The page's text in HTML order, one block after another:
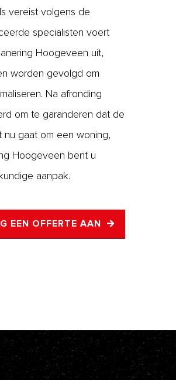
vereist volgens de
specialisten voert
Hoogeveen uit,
worden gevolgd om
Na afronding
om te garanderen dat de
nu gaat om een woning,
Hoogeveen bent u
aanpak.
EEN OFFERTE AAN